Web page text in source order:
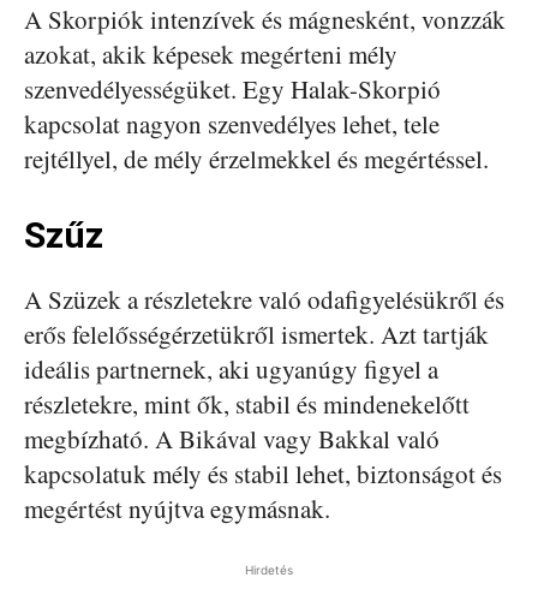
A Skorpiók intenzívek és mágnesként, vonzzák
azokat, akik képesek megérteni mély
szenvedélyességüket. Egy Halak-Skorpió
kapcsolat nagyon szenvedélyes lehet, tele
rejtéllyel, de mély érzelmekkel és megértéssel.
Szűz
A Szüzek a részletekre való odafigyelésükről és
erős felelősségérzetükről ismertek. Azt tartják
ideális partnernek, aki ugyanúgy figyel a
részletekre, mint ők, stabil és mindenekelőtt
megbízható. A Bikával vagy Bakkal való
kapcsolatuk mély és stabil lehet, biztonságot és
megértést nyújtva egymásnak.
Hirdetés